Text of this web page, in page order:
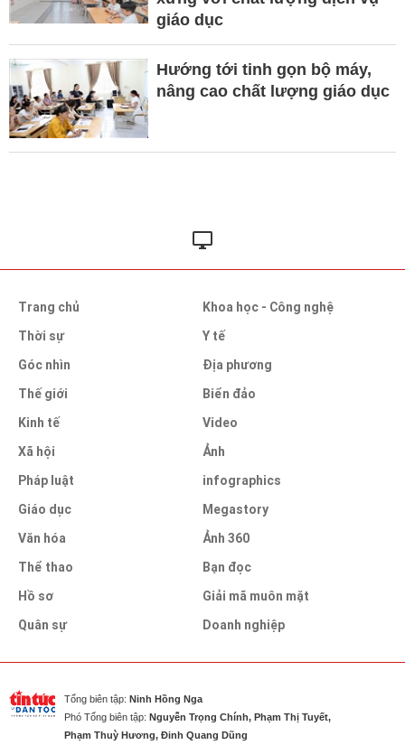
giáo dục
Hướng tới tinh gọn bộ máy,
nâng cao chất lượng giáo dục
Trang chủ
Thời sự
Góc nhìn
Thế giới
Kinh tế
Xã hội
Pháp luật
Giáo dục
Văn hóa
Thể thao
Hồ sơ
Quân sự
Khoa học - Công nghệ
Y tế
Địa phương
Biển đảo
Video
Ảnh
infographics
Megastory
Ảnh 360
Bạn đọc
Giải mã muôn mặt
Doanh nghiệp
Tổng biên tập: Ninh Hồng Nga
Phó Tổng biên tập: Nguyễn Trọng Chính, Phạm Thị Tuyết,
Phạm Thuỳ Hương, Đinh Quang Dũng